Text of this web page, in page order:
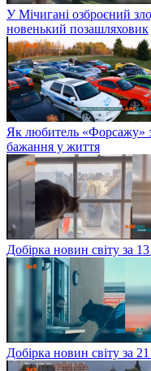
У Мічигані озброєний
новенький позашляховик
Як любитель «Форсажу» з
бажання у життя
Добірка новин світу за
Добірка новин світу за